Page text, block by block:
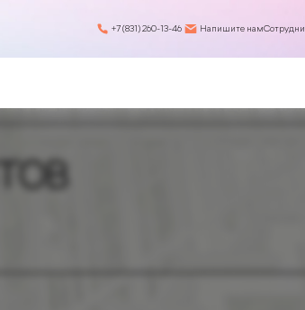
+7 (831) 260-13-46 Напишите нам